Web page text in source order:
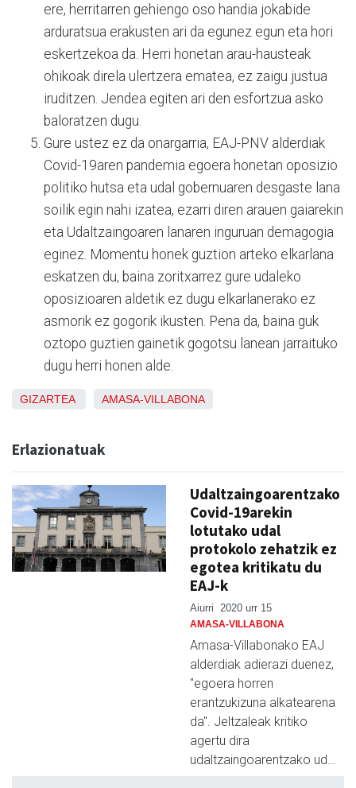
ere, herritarren gehiengo oso handia jokabide
arduratsua erakusten ari da egunez egun eta hori
eskertzekoa da. Herri honetan arau-hausteak
ohikoak direla ulertzera ematea, ez zaigu justua
iruditzen. Jendea egiten ari den esfortzua asko
baloratzen dugu.
Gure ustez ez da onargarria, EAJ-PNV alderdiak
Covid-19aren pandemia egoera honetan oposizio
politiko hutsa eta udal gobernuaren desgaste lana
soilik egin nahi izatea, ezarri diren arauen gaiarekin
eta Udaltzaingoaren lanaren inguruan demagogia
eginez. Momentu honek guztion arteko elkarlana
eskatzen du, baina zoritxarrez gure udaleko
oposizioaren aldetik ez dugu elkarlanerako ez
asmorik ez gogorik ikusten. Pena da, baina guk
oztopo guztien gainetik gogotsu lanean jarraituko
dugu herri honen alde.
GIZARTEA AMASA-VILLABONA
Erlazionatuak
Udaltzaingoarentzako
Covid-19arekin
lotutako udal
protokolo zehatzik ez
egotea kritikatu du
EAJ-k
Aiurri 2020 urr 15
AMASA-VILLABONA
Amasa-Villabonako EAJ
alderdiak adierazi duenez,
"egoera horren
erantzukizuna alkatearena
da". Jeltzaleak kritiko
agertu dira
udaltzaingoarentzako ud…